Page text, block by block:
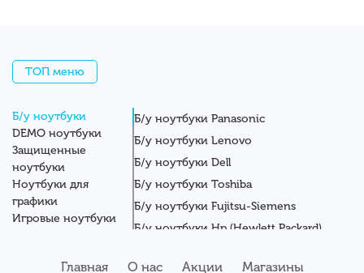
ТОП меню
Б/у ноутбуки
DEMO ноутбуки
Защищенные
ноутбуки
Ноутбуки для
графики
Игровые ноутбуки
Мониторы
Б/у ноутбуки Panasonic
Б/у ноутбуки Lenovo
Б/у ноутбуки Dell
Б/у ноутбуки Toshiba
Б/у ноутбуки Fujitsu-Siemens
Б/у ноутбуки Hp (Hewlett Packard)
Главная О нас Акции Магазины